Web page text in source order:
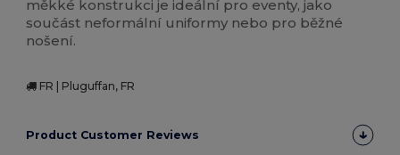
měkké konstrukci je ideální pro eventy, jako
součást neformální uniformy nebo pro běžné
nošení.
FR | Pluguffan, FR
Product Customer Reviews